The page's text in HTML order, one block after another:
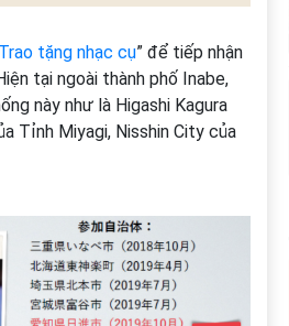
Trao tặng nhạc cụ” để tiếp nhận
tại ngoài thành phố Inabe,
này như là Higashi Kagura
Tỉnh Miyagi, Nisshin City của